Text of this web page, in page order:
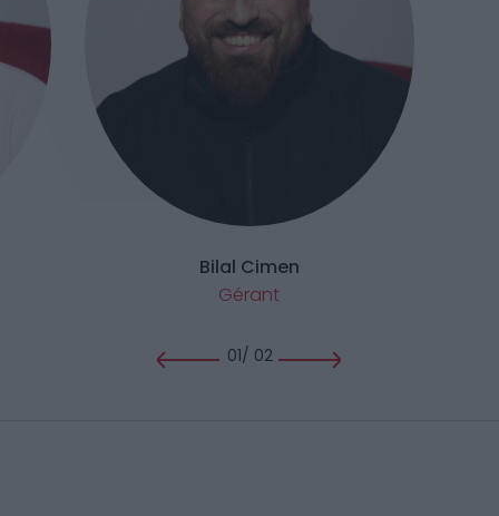
Bilal Cimen
Gérant
01/ 02